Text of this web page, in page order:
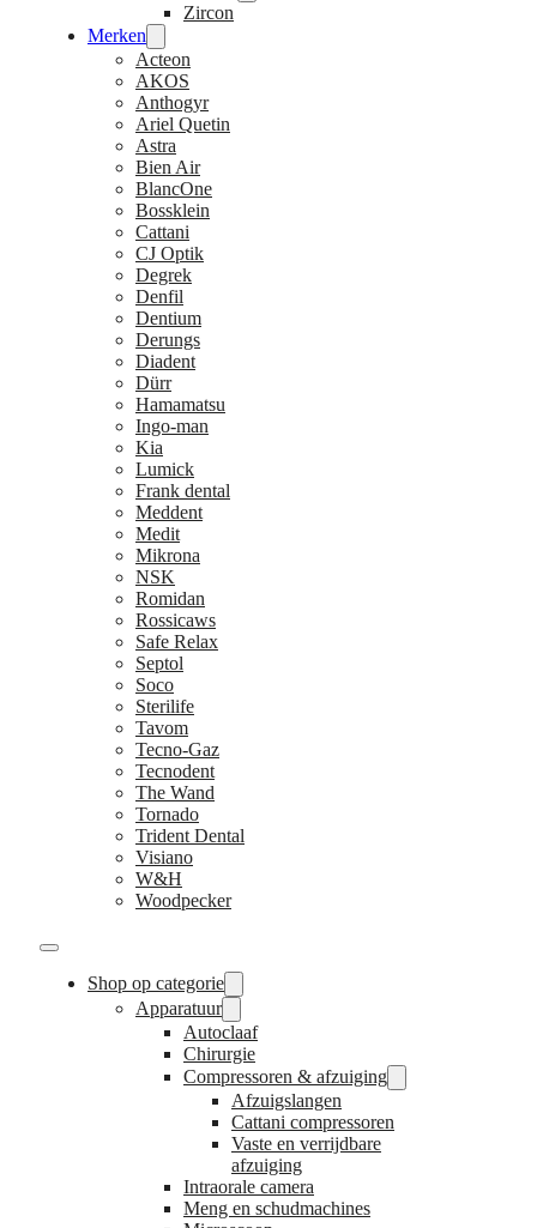
Zircon
Merken
Acteon
AKOS
Anthogyr
Ariel Quetin
Astra
Bien Air
BlancOne
Bossklein
Cattani
CJ Optik
Degrek
Denfil
Dentium
Derungs
Diadent
Dürr
Hamamatsu
Ingo-man
Kia
Lumick
Frank dental
Meddent
Medit
Mikrona
NSK
Romidan
Rossicaws
Safe Relax
Septol
Soco
Sterilife
Tavom
Tecno-Gaz
Tecnodent
The Wand
Tornado
Trident Dental
Visiano
W&H
Woodpecker
Shop op categorie
Apparatuur
Autoclaaf
Chirurgie
Compressoren & afzuiging
Afzuigslangen
Cattani compressoren
Vaste en verrijdbare
afzuiging
Intraorale camera
Meng en schudmachines